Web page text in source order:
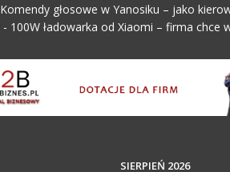
Komendy głosowe w Yanosiku – jako
- 100W ładowarka od Xiaomi – firma chce
SIERPIEŃ 2026